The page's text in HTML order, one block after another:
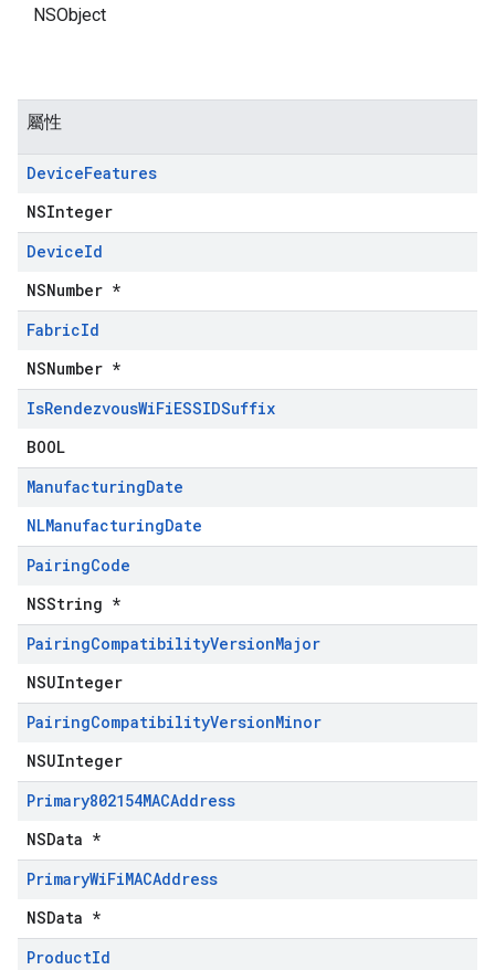
NSObject
屬性
DeviceFeatures
NSInteger
DeviceId
NSNumber *
FabricId
NSNumber *
IsRendezvousWiFiESSIDSuffix
BOOL
ManufacturingDate
NLManufacturingDate
PairingCode
NSString *
PairingCompatibilityVersionMajor
NSUInteger
PairingCompatibilityVersionMinor
NSUInteger
Primary802154MACAddress
NSData *
PrimaryWiFiMACAddress
NSData *
ProductId